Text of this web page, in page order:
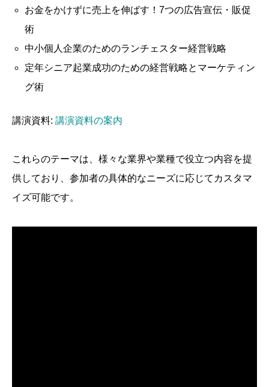
お金をかけずに売上を伸ばす！7つの広告宣伝・販促
術
中小個人企業のためのランチェスター経営戦略
定年シニア起業成功のための経営戦略とマーケティン
グ術
講演資料: 講演資料の案内
これらのテーマは、様々な業界や業種で役立つ内容を提
供しており、参加者の具体的なニーズに応じてカスタマ
イズ可能です。